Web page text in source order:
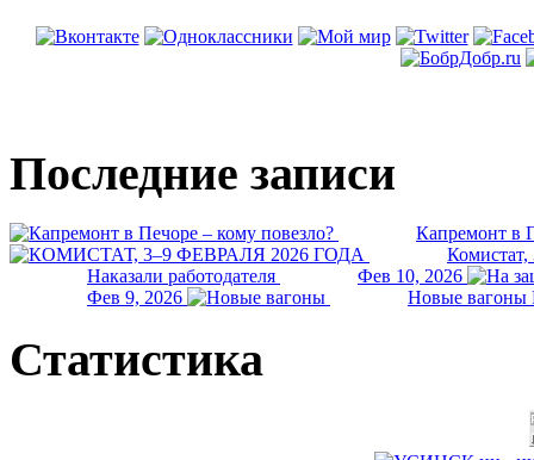
Последние записи
Капремонт в
Комистат,
Наказали работодателя
Фев 10, 2026
Фев 9, 2026
Новые вагоны
Статистика